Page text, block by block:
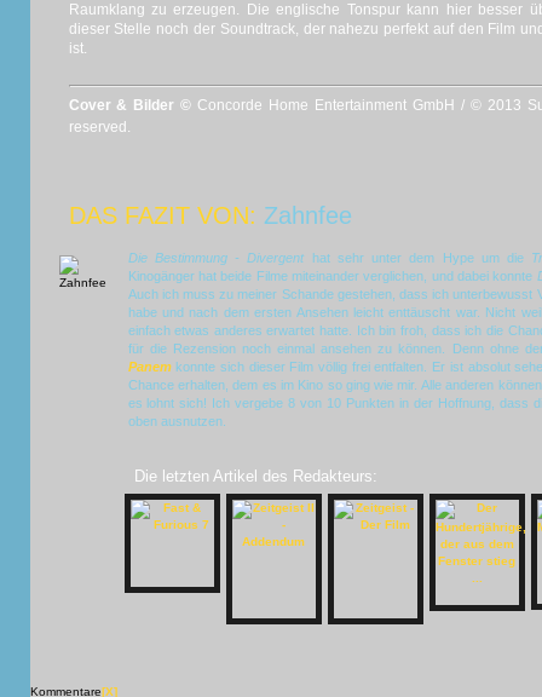
Raumklang zu erzeugen. Die englische Tonspur kann hier besser
dieser Stelle noch der Soundtrack, der nahezu perfekt auf den Film
ist.
Cover & Bilder © Concorde Home Entertainment GmbH / © 2013
reserved.
DAS FAZIT VON: Zahnfee
Die Bestimmung - Divergent hat sehr unter dem Hype um die
Kinogänger hat beide Filme miteinander verglichen, und dabei konnte
Auch ich muss zu meiner Schande gestehen, dass ich unterbewusst
habe und nach dem ersten Ansehen leicht enttäuscht war. Nicht
einfach etwas anderes erwartet hatte. Ich bin froh, dass ich die
für die Rezension noch einmal ansehen zu können. Denn ohne
Panem konnte sich dieser Film völlig frei entfalten. Er ist absolut
Chance erhalten, dem es im Kino so ging wie mir. Alle anderen
es lohnt sich! Ich vergebe 8 von 10 Punkten in der Hoffnung, dass
oben ausnutzen.
Die letzten Artikel des Redakteurs:
Kommentare[X]